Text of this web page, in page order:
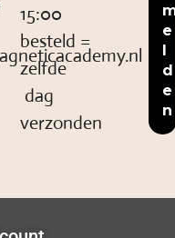
15:00
besteld =
zelfde
dag
verzonden